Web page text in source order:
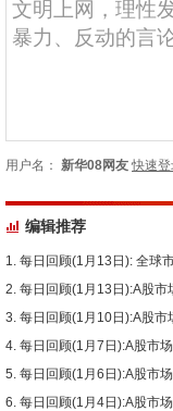
用户名： 新华08网友 快速
编辑推荐
每日回顾(1月13日): 全球
每日回顾(1月13日):A股市
每日回顾(1月10日):A股市
每日回顾(1月7日):A股市
每日回顾(1月6日):A股市
每日回顾(1月4日):A股市